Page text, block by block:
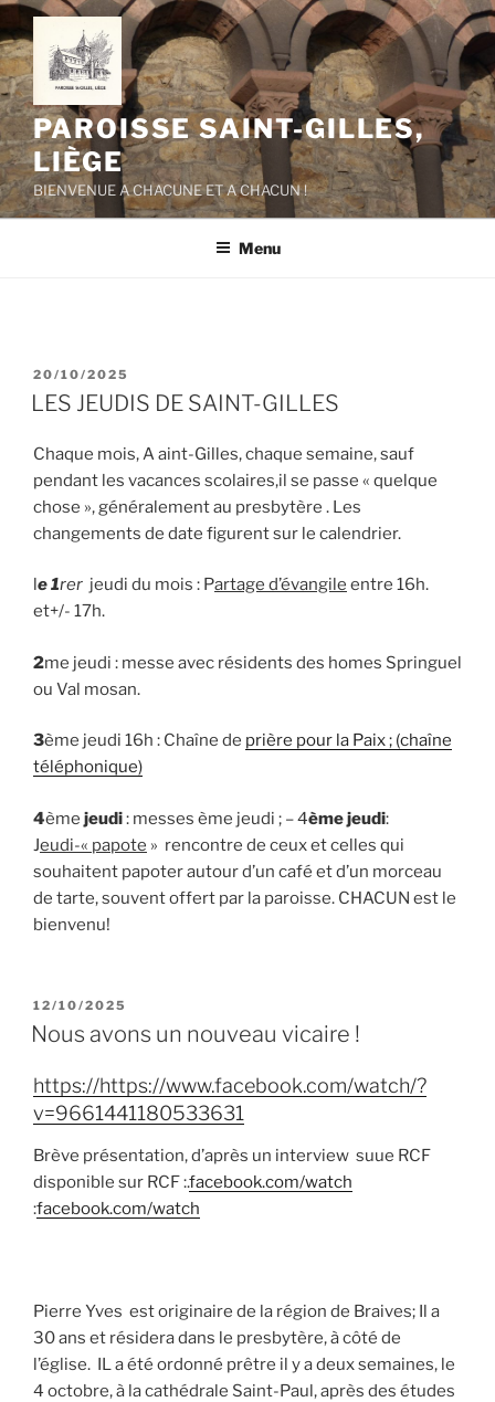
Aller
au
contenu
principal
PAROISSE SAINT-GILLES,
LIÈGE
BIENVENUE A CHACUNE ET A CHACUN !
Menu
PUBLIÉ
LE
20/10/2025
LES JEUDIS DE SAINT-GILLES
Chaque mois, A aint-Gilles, chaque semaine, sauf
pendant les vacances scolaires,il se passe « quelque
chose », généralement au presbytère . Les
changements de date figurent sur le calendrier.
le 1rer jeudi du mois : Partage d’évangile entre 16h.
et+/- 17h.
2me jeudi : messe avec résidents des homes Springuel
ou Val mosan.
3ème jeudi 16h : Chaîne de prière pour la Paix ; (chaîne
téléphonique)
4ème jeudi: messes ème jeudi ; – 4ème jeudi:
Jeudi-« papote » rencontre de ceux et celles qui
souhaitent papoter autour d’un café et d’un morceau
de tarte, souvent offert par la paroisse. CHACUN est le
bienvenu!
PUBLIÉ
LE
12/10/2025
Nous avons un nouveau vicaire !
https://https://www.facebook.com/watch/?
v=9661441180533631
Brève présentation, d’après un interview suue RCF
disponible sur RCF :.facebook.com/watch
:facebook.com/watch
Pierre Yves est originaire de la région de Braives; Il a
30 ans et résidera dans le presbytère, à côté de
l’église. IL a été ordonné prêtre il y a deux semaines, le
4 octobre, à la cathédrale Saint-Paul, après des études